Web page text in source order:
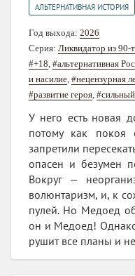
АЛЬТЕРНАТИВНАЯ ИСТОРИЯ
Год выхода: 2026
Серия: Ликвидатор из 90-
#+18, #альтернативная
и насилие, #нецензурная
#развитие героя,
У него есть новая
потому как покоя
запретили
опасен и безумен
Вокруг —
волюнтаризм, и, к
пулей. Но Медоед
он и Медоед!
рушит все планы и